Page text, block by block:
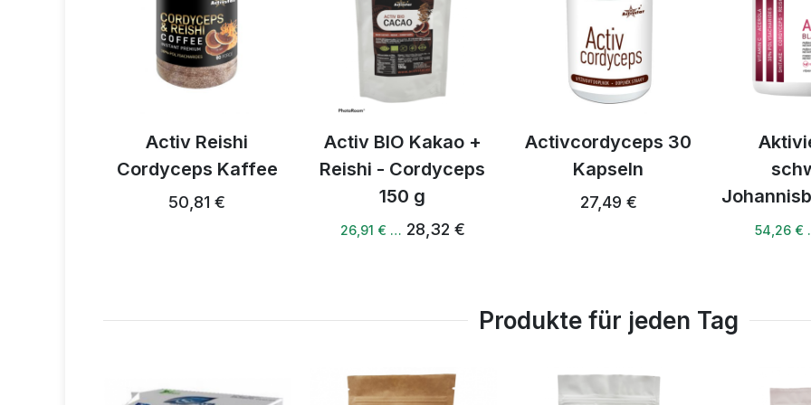
Activ Reishi
Cordyceps Kaffee
50,81 €
Activ BIO Kakao +
Reishi - Cordyceps
150 g
26,91 € … 28,32 €
Activcordyceps 30
Kapseln
27,49 €
54,26 €
Produkte für jeden Tag